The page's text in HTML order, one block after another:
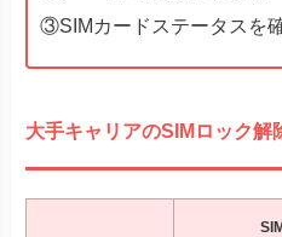
京セラ
キッズケータ
Android One
DIGNO® WX
DuraForce EX
DuraForce
DuraForce
③SIMカードステータスを
大手キャリアのSIMロック解